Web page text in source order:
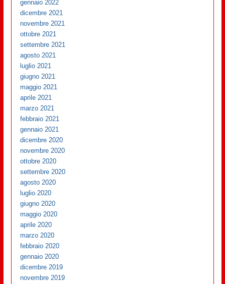
gennaio 2022
dicembre 2021
novembre 2021
ottobre 2021
settembre 2021
agosto 2021
luglio 2021
giugno 2021
maggio 2021
aprile 2021
marzo 2021
febbraio 2021
gennaio 2021
dicembre 2020
novembre 2020
ottobre 2020
settembre 2020
agosto 2020
luglio 2020
giugno 2020
maggio 2020
aprile 2020
marzo 2020
febbraio 2020
gennaio 2020
dicembre 2019
novembre 2019